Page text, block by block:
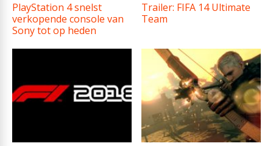
PlayStation 4 snelst
verkopende console van
Sony tot op heden
Trailer: FIFA 14 Ultimate
Team